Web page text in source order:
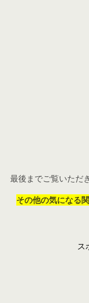
最後までご覧いただ
その他の気になる
ス